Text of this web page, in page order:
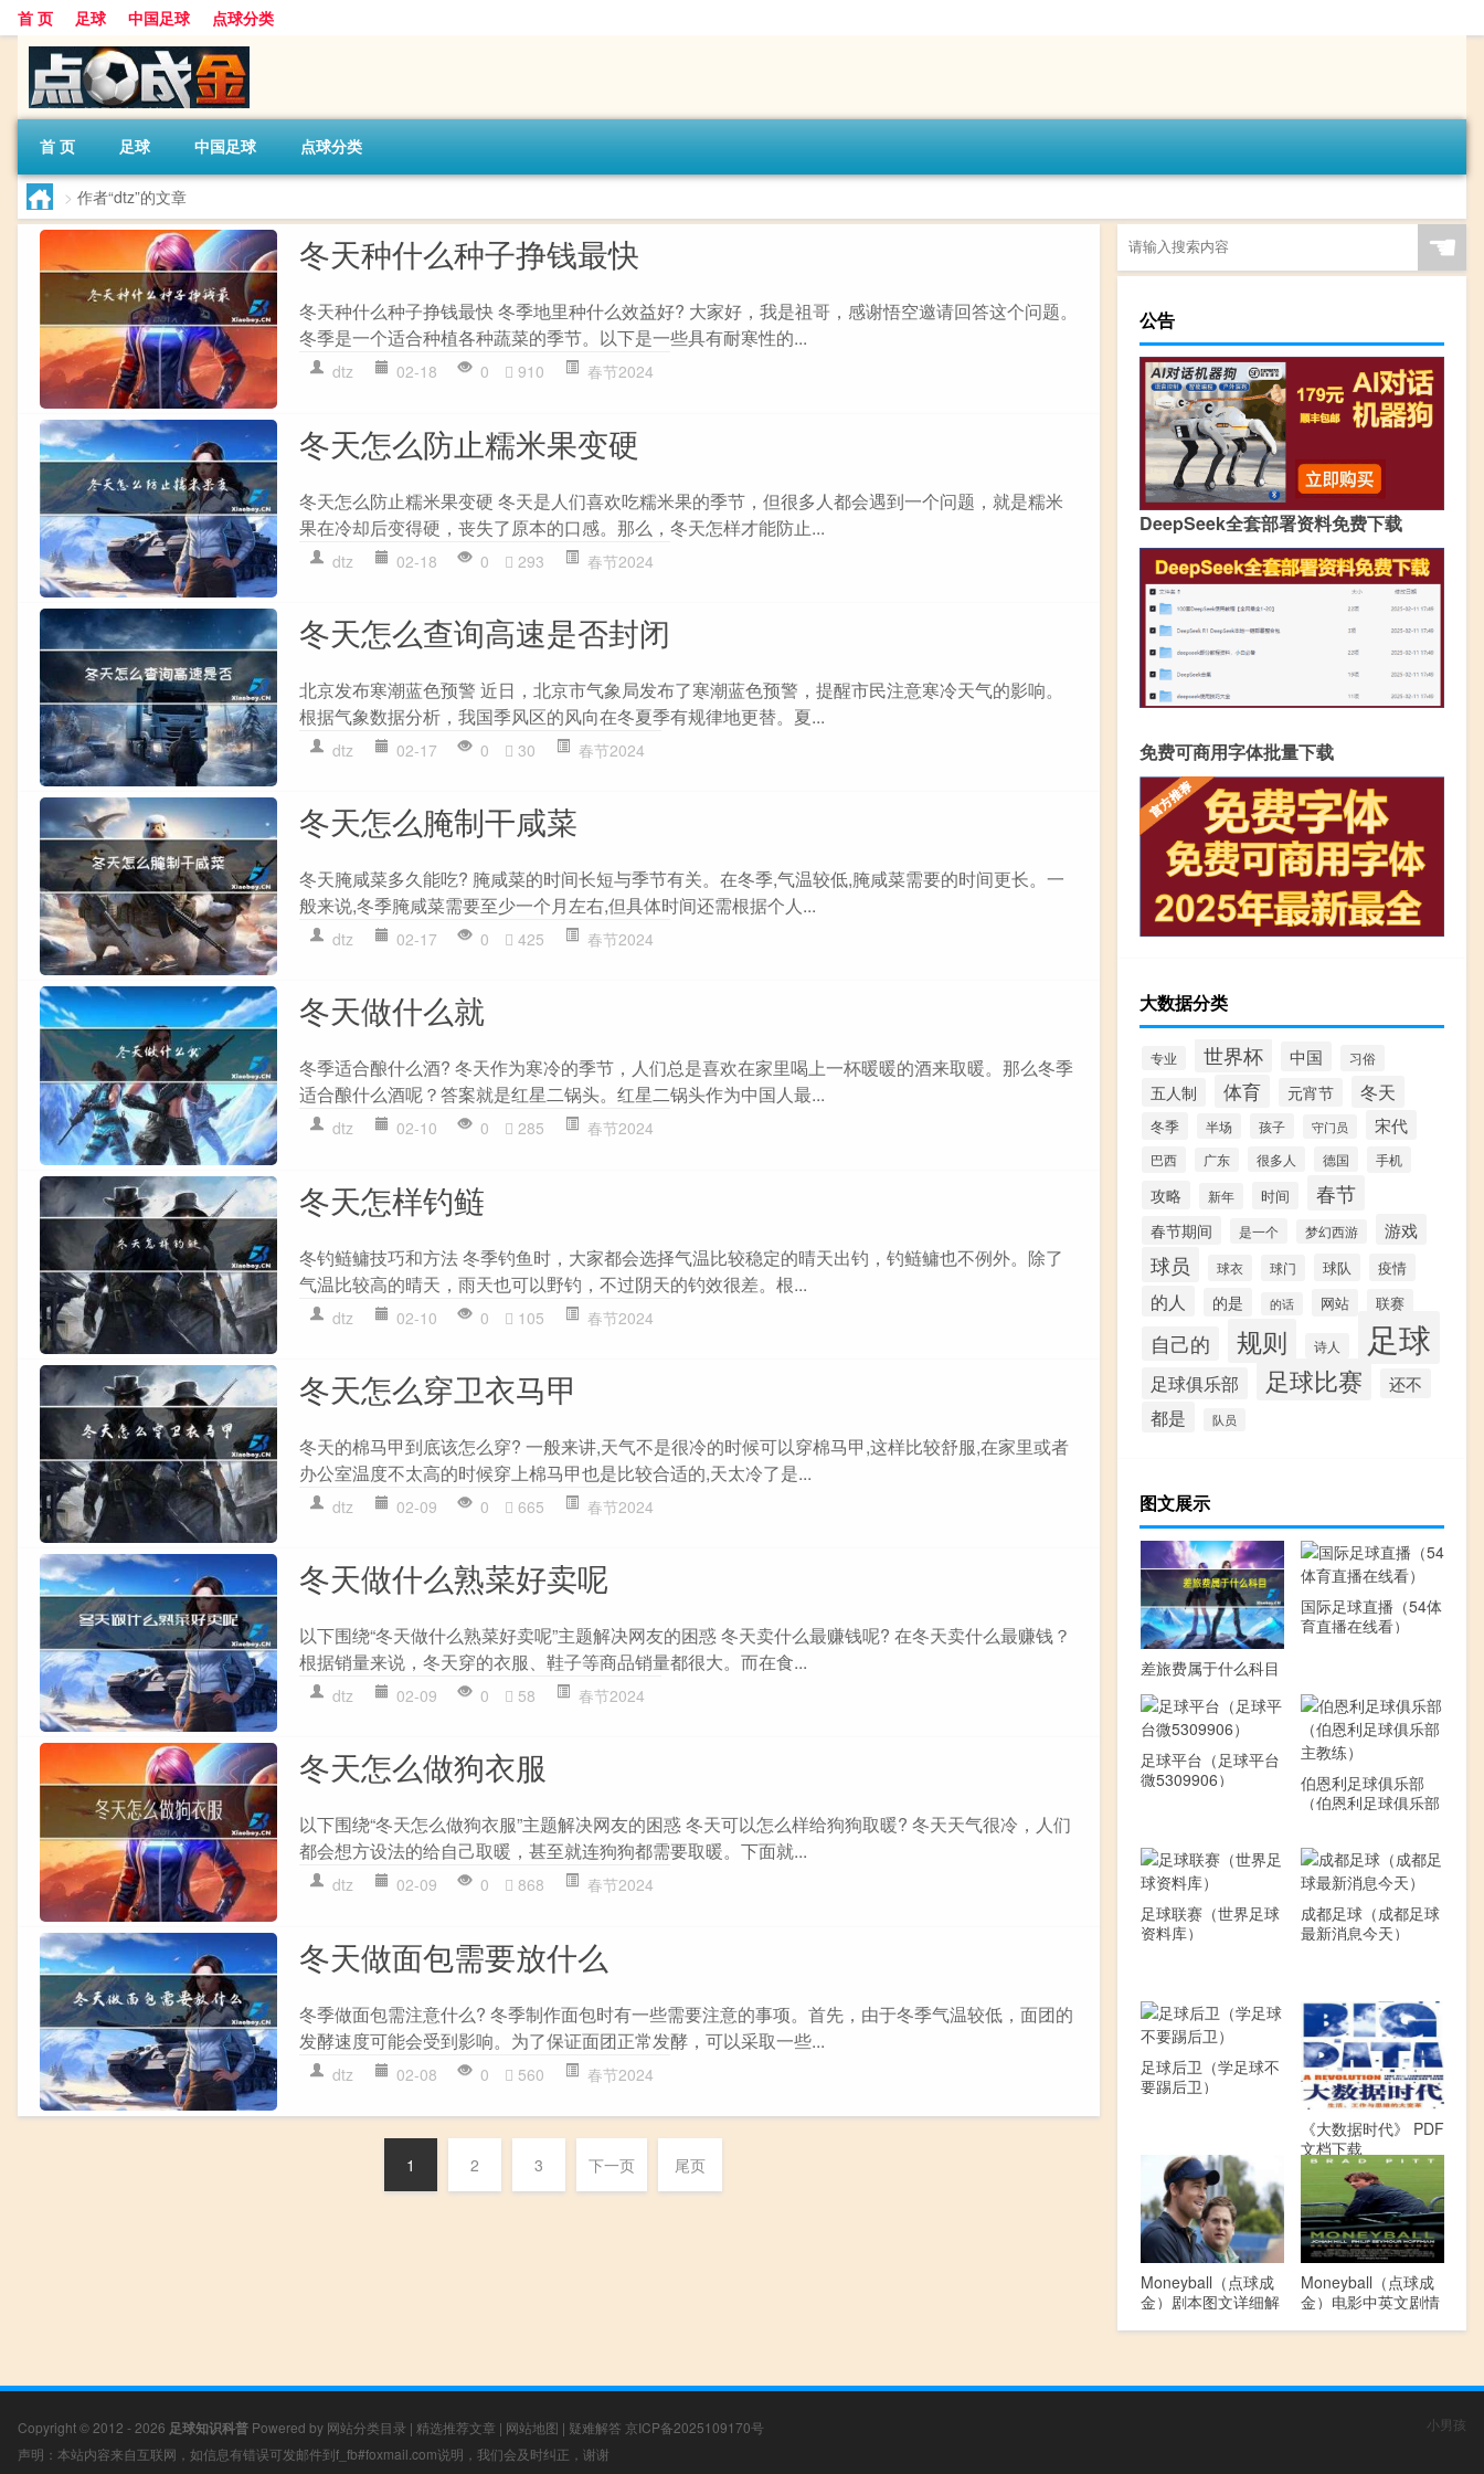
首 页 足球 中国足球 点球分类
首 页 足球 中国足球 点球分类
> 作者“dtz”的文章
冬天种什么种子挣钱最快
冬天种什么种子挣钱最快 冬季地里种什么效益好? 大家好，我是祖哥，感谢悟空邀请回答这个问题。
冬季是一个适合种植各种蔬菜的季节。以下是一些具有耐寒性的...
dtz 02-18 0 910 春节2024
冬天怎么防止糯米果变硬
冬天怎么防止糯米果变硬 冬天是人们喜欢吃糯米果的季节，但很多人都会遇到一个问题，就是糯米
果在冷却后变得硬，丧失了原本的口感。那么，冬天怎样才能防止...
dtz 02-18 0 293 春节2024
冬天怎么查询高速是否封闭
北京发布寒潮蓝色预警 近日，北京市气象局发布了寒潮蓝色预警，提醒市民注意寒冷天气的影响。
根据气象数据分析，我国季风区的风向在冬夏季有规律地更替。夏...
dtz 02-17 0 30 春节2024
冬天怎么腌制干咸菜
冬天腌咸菜多久能吃? 腌咸菜的时间长短与季节有关。在冬季,气温较低,腌咸菜需要的时间更长。一
般来说,冬季腌咸菜需要至少一个月左右,但具体时间还需根据个人...
dtz 02-17 0 425 春节2024
冬天做什么就
冬季适合酿什么酒? 冬天作为寒冷的季节，人们总是喜欢在家里喝上一杯暖暖的酒来取暖。那么冬季
适合酿什么酒呢？答案就是红星二锅头。红星二锅头作为中国人最...
dtz 02-10 0 285 春节2024
冬天怎样钓鲢
冬钓鲢鳙技巧和方法 冬季钓鱼时，大家都会选择气温比较稳定的晴天出钓，钓鲢鳙也不例外。除了
气温比较高的晴天，雨天也可以野钓，不过阴天的钓效很差。根...
dtz 02-10 0 105 春节2024
冬天怎么穿卫衣马甲
冬天的棉马甲到底该怎么穿? 一般来讲,天气不是很冷的时候可以穿棉马甲,这样比较舒服,在家里或者
办公室温度不太高的时候穿上棉马甲也是比较合适的,天太冷了是...
dtz 02-09 0 665 春节2024
冬天做什么熟菜好卖呢
以下围绕“冬天做什么熟菜好卖呢”主题解决网友的困惑 冬天卖什么最赚钱呢? 在冬天卖什么最赚钱？
根据销量来说，冬天穿的衣服、鞋子等商品销量都很大。而在食...
dtz 02-09 0 58 春节2024
冬天怎么做狗衣服
以下围绕“冬天怎么做狗衣服”主题解决网友的困惑 冬天可以怎么样给狗狗取暖? 冬天天气很冷，人们
都会想方设法的给自己取暖，甚至就连狗狗都需要取暖。下面就...
dtz 02-09 0 868 春节2024
冬天做面包需要放什么
冬季做面包需注意什么? 冬季制作面包时有一些需要注意的事项。首先，由于冬季气温较低，面团的
发酵速度可能会受到影响。为了保证面团正常发酵，可以采取一些...
dtz 02-08 0 560 春节2024
1 2 3 下一页 尾页
☚
公告
DeepSeek全套部署资料免费下载
免费可商用字体批量下载
大数据分类
专业 世界杯 中国 习俗
五人制 体育 元宵节 冬天
冬季 半场 孩子 守门员 宋代
巴西 广东 很多人 德国 手机
攻略 新年 时间 春节
春节期间 是一个 梦幻西游 游戏
球员 球衣 球门 球队 疫情
的人 的是 的话 网站 联赛
自己的 规则 诗人 足球
足球俱乐部 足球比赛 还不
都是 队员
图文展示
差旅费属于什么科目
国际足球直播（54体
育直播在线看）
足球平台（足球平台
微5309906）
伯恩利足球俱乐部
（伯恩利足球俱乐部
足球联赛（世界足球
资料库）
成都足球（成都足球
最新消息今天）
足球后卫（学足球不
要踢后卫）
《大数据时代》 PDF
文档下载
Moneyball（点球成
金）剧本图文详细解
Moneyball（点球成
金）电影中英文剧情
Copyright © 2012 - 2026 足球知识科普 Powered by 网站分类目录 | 精选推荐文章 | 网站地图 | 疑难解答 京ICP备2025109170号
声明：本站内容来自互联网，如信息有错误可发邮件到f_fb#foxmail.com说明，我们会及时纠正，谢谢
小男孩